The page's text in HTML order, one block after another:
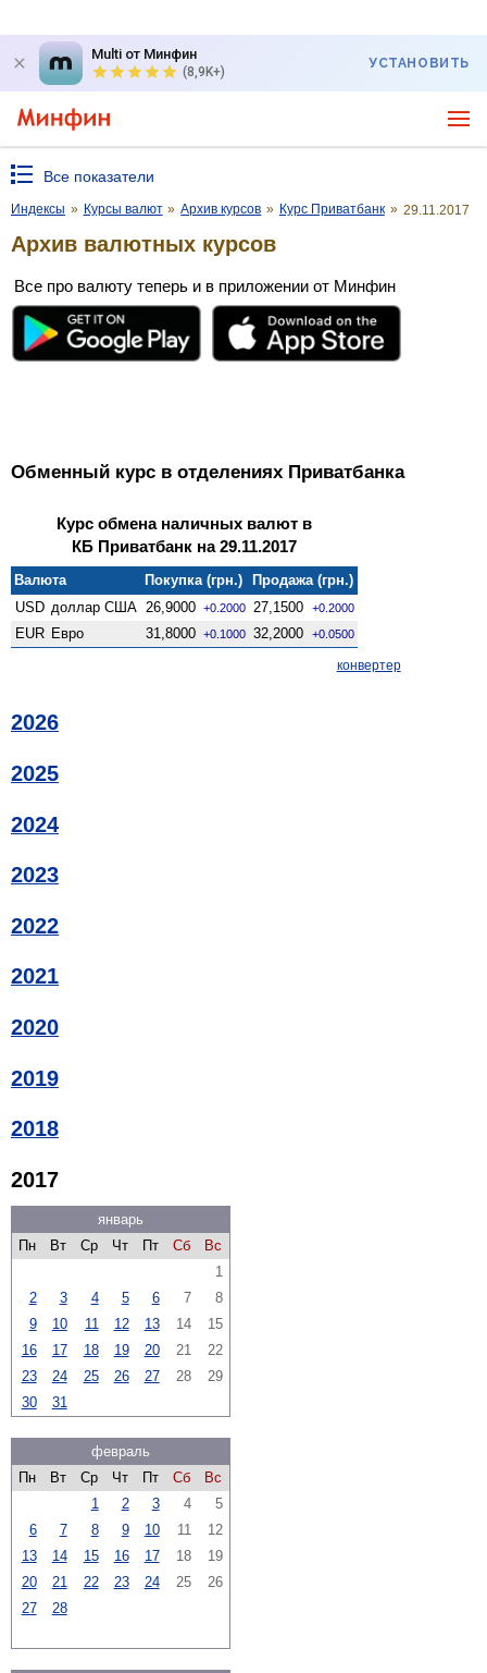
Multi от Минфин
(8,9K+)
УСТАНОВИТЬ
Все показатели
Индексы » Курсы валют » Архив курсов » Курс Приватбанк » 29.11.2017
Архив валютных курсов
Все про валюту теперь и в приложении от Минфин
Обменный курс в отделениях Приватбанка
Курс обмена наличных валют в
КБ Приватбанк на 29.11.2017
Валюта Покупка (грн.)
Продажа (грн.)
USD доллар США 26,9000 +0.2000 27,1500 +0.2000
EUR Евро 31,8000 +0.1000 32,2000 +0.0500
конвертер
2026
2025
2024
2023
2022
2021
2020
2019
2018
2017
январь
Пн
Вт Ср Чт Пт Сб
Вс
1
2
3 4 5 6 7
8
9
10 11 12 13 14
15
16
17 18 19 20 21
22
23
24 25 26 27 28
29
30
31
февраль
Пн
Вт Ср Чт Пт Сб
Вс
1
2 3 4
5
6
7 8 9 10 11
12
13
14 15 16 17 18
19
20
21 22 23 24 25
26
27
28